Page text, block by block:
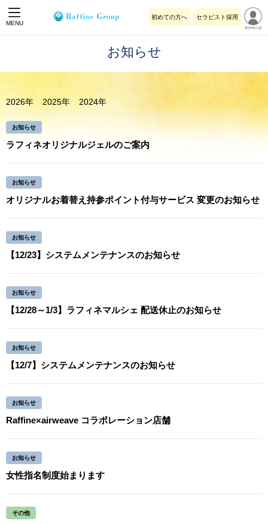
MENU
初めての方へ セラピスト採用
お知らせ
2026年 2025年 2024年
お知らせ
ラフィネオリジナルジェルのご案内
お知らせ
オリジナルお着替え持参ポイント付与サービス 変更のお知らせ
お知らせ
【12/23】システムメンテナンスのお知らせ
お知らせ
【12/28～1/3】ラフィネマルシェ 配送休止のお知らせ
お知らせ
【12/7】システムメンテナンスのお知らせ
お知らせ
Raffine×airweave コラボレーション店舗
お知らせ
女性指名制度始まります
その他